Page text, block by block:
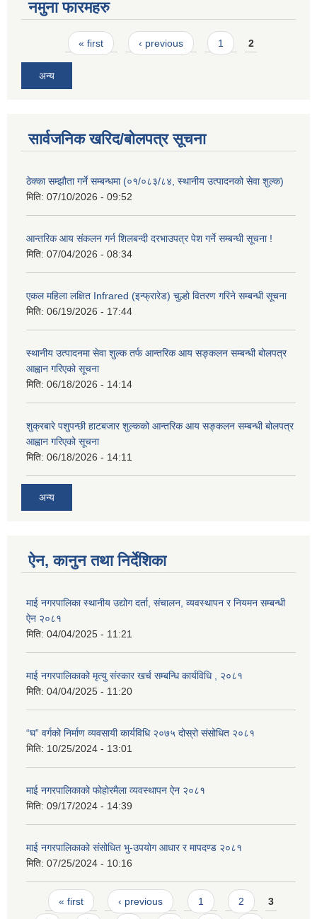
नमुना फारमहरु
Pages« first ‹ previous 1 2
अन्य
सार्वजनिक खरिद/बोलपत्र सूचना
ठेक्का सम्झौता गर्ने सम्बन्धमा (०१/०८३/८४, स्थानीय उत्पादनको सेवा शुल्क)
मिति: 07/10/2026 - 09:52
आन्तरिक आय संकलन गर्न शिलबन्दी दरभाउपत्र पेश गर्ने सम्बन्धी सूचना !
मिति: 07/04/2026 - 08:34
एकल महिला लक्षित Infrared (इन्फ्रारेड) चुल्हो वितरण गरिने सम्बन्धी सूचना
मिति: 06/19/2026 - 17:44
स्थानीय उत्पादनमा सेवा शुल्क तर्फ आन्तरिक आय सङ्कलन सम्बन्धी बोलपत्र
आह्वान गरिएको सूचना
मिति: 06/18/2026 - 14:14
शुक्रबारे पशुपन्छी हाटबजार शुल्कको आन्तरिक आय सङ्कलन सम्बन्धी बोलपत्र
आह्वान गरिएको सूचना
मिति: 06/18/2026 - 14:11
अन्य
ऐन, कानुन तथा निर्देशिका
माई नगरपालिका स्थानीय उद्योग दर्ता, संचालन, व्यवस्थापन र नियमन सम्बन्धी
ऐन २०८१
मिति: 04/04/2025 - 11:21
माई नगरपालिकाको मृत्यु संस्कार खर्च सम्बन्धि कार्यविधि , २०८१
मिति: 04/04/2025 - 11:20
“घ” वर्गको निर्माण व्यवसायी कार्यविधि २०७५ दोस्रो संसोधित २०८१
मिति: 10/25/2024 - 13:01
माई नगरपालिकाको फोहोरमैला व्यवस्थापन ऐन २०८१
मिति: 09/17/2024 - 14:39
माई नगरपालिकाको संसोधित भु-उपयोग आधार र मापदण्ड २०८१
मिति: 07/25/2024 - 10:16
Pages
« first ‹ previous 1 2 3